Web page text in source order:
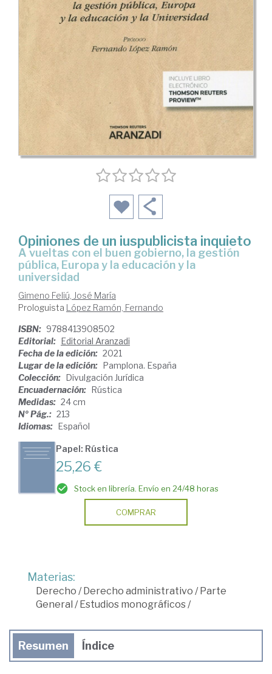
Opiniones de un iuspublicista inquieto
a vueltas con el buen gobierno, la gestión
pública, Europa y la educación y la
universidad
Gimeno Feliú, José María
Prologuista López Ramón, Fernando
ISBN: 9788413908502
Editorial: Editorial Aranzadi
Fecha de la edición: 2021
Lugar de la edición: Pamplona. España
Colección: Divulgación Jurídica
Encuadernación: Rústica
Medidas: 24 cm
Nº Pág.: 213
Idiomas: Español
Papel: Rústica
25,26 €
Stock en librería. Envío en 24/48 horas
COMPRAR
Materias:
Derecho /Derecho administrativo /Parte
General /Estudios monográficos/
Resumen Índice